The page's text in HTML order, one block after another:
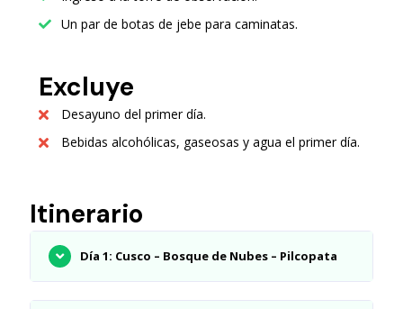
Un par de botas de jebe para caminatas.
Excluye
Desayuno del primer día.
Bebidas alcohólicas, gaseosas y agua el primer día.
Itinerario
Día 1: Cusco – Bosque de Nubes – Pilcopata